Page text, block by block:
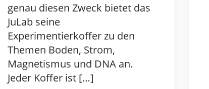
genau diesen Zweck bietet das
JuLab seine
Experimentierkoffer zu den
Themen Boden, Strom,
Magnetismus und DNA an.
Jeder Koffer ist […]